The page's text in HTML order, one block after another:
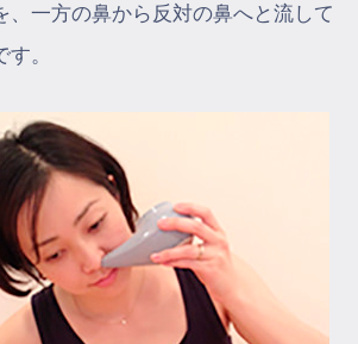
、一方の鼻から反対の鼻へと流して
。